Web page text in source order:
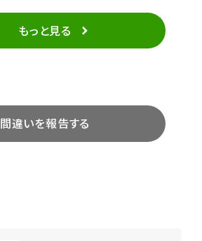
もっと見る
間違いを報告する